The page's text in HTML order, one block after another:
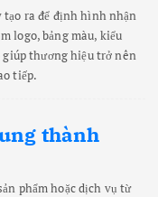
tạo ra để định hình nhận
logo, bảng màu, kiểu
thương hiệu trở nên
tiếp.
thành
phẩm hoặc dịch vụ từ